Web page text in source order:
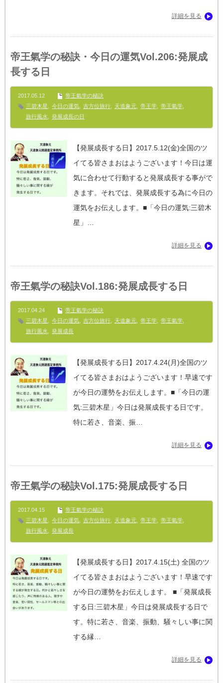
詳細を見る
帝王氣学の秘訣・今日の運気Vol.206:発展成
長する日
2017.05.12
帝王氣学の秘訣
三碧木星
今日の運気 吉方位旅行 天道象元 帝王学 帝王氣学
旅行風水
発展成長の日
【発展成長する日】2017.5.12(金)全国のツ
イてる皆さまおはようございます！今日は運
気に合わせて行動すると発展成長する事がで
きます。それでは、発展成長する為に今日の
運気をお伝えします。■「今日の運気:三碧木
星」…
詳細を見る
帝王氣学の秘訣Vol.186:発展成長する日
2017.04.24
帝王氣学の秘訣
三碧木星
今日の運気 吉方位旅行 天道象元 帝王学 帝王氣学
旅行風水
発展成長
【発展成長する日】‪2017.4.24‬(月)全国のツ
イてる皆さまおはようございます！早速です
が今日の運勢をお伝えします。■「今日の運
気:三碧木星」今日は発展成長する日です。
特に若さ、音楽、振…
詳細を見る
帝王氣学の秘訣Vol.175:発展成長する日
2017.04.15
帝王氣学の秘訣
三碧木星
今日の運気 吉方位旅行 天道象元 帝王学 帝王氣学
旅行風水
発展成長
【発展成長する日】2017.4.15(土) 全国のツ
イてる皆さまおはようございます！早速です
が今日の運勢をお伝えします。 ■「発展成長
する日:三碧木星」今日は発展成長する日で
す。特に若さ、音楽、振動、騒々しい事に関
する縁…
詳細を見る